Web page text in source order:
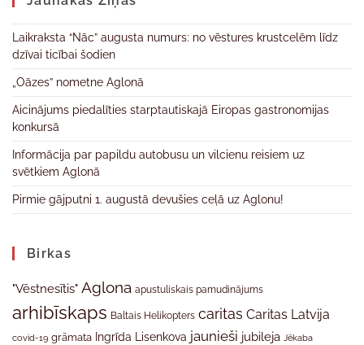
Laikraksta “Nāc” augusta numurs: no vēstures krustcelēm līdz
dzīvai ticībai šodien
„Oāzes” nometne Aglonā
Aicinājums piedalīties starptautiskajā Eiropas gastronomijas
konkursā
Informācija par papildu autobusu un vilcienu reisiem uz
svētkiem Aglonā
Pirmie gājputni 1. augustā devušies ceļā uz Aglonu!
Birkas
"Vēstnesītis" Aglona apustuliskais pamudinājums
arhibīskaps Baltais Helikopters caritas Caritas Latvija
covid-19 grāmata Ingrīda Lisenkova jaunieši jubileja Jēkaba